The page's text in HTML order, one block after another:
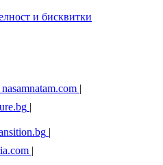
и бисквитки
nasamnatam.com |
|
|
|